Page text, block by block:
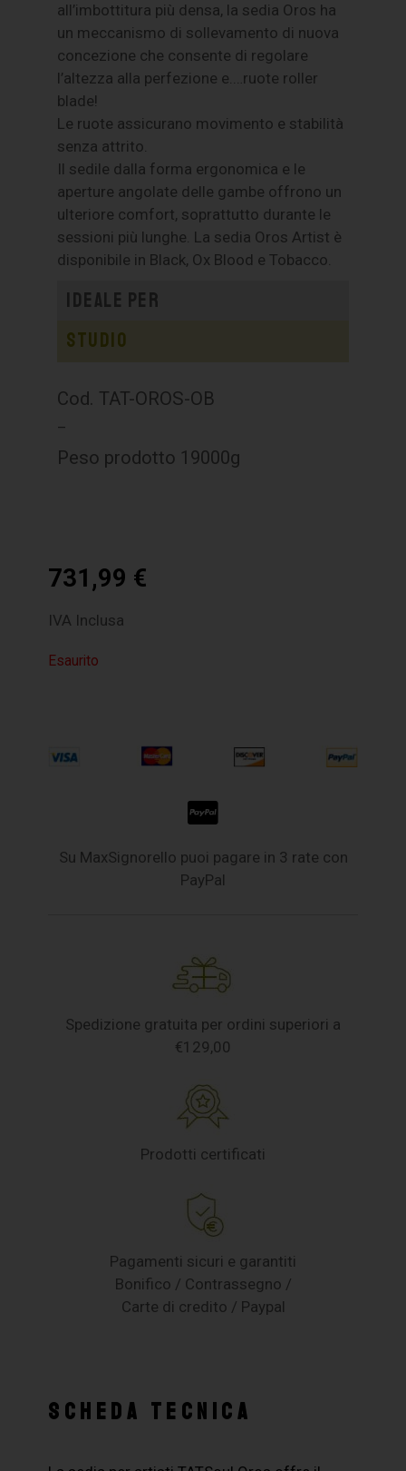
all’imbottitura più densa, la sedia Oros ha
un meccanismo di sollevamento di nuova
concezione che consente di regolare
l’altezza alla perfezione e.…ruote roller
blade!
Le ruote assicurano movimento e stabilità
senza attrito.
Il sedile dalla forma ergonomica e le
aperture angolate delle gambe offrono un
ulteriore comfort, soprattutto durante le
sessioni più lunghe. La sedia Oros Artist è
disponibile in Black, Ox Blood e Tobacco.
Ideale per
Studio
Cod. TAT-OROS-OB
–
Peso prodotto 19000g
731,99 €
IVA Inclusa
Esaurito
Su MaxSignorello puoi pagare in 3 rate con
PayPal
Spedizione gratuita per ordini superiori a
€129,00
Prodotti certificati
Pagamenti sicuri e garantiti
Bonifico / Contrassegno /
Carte di credito / Paypal
SCHEDA TECNICA